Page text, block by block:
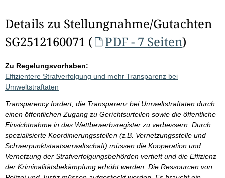
Details zu Stellungnahme/Gutachten
SG2512160071 (
PDF - 7 Seiten)
Zu Regelungsvorhaben:
Effizientere Strafverfolgung und mehr Transparenz bei
Umweltstraftaten
Transparency fordert, die Transparenz bei Umweltstraftaten durch
einen öffentlichen Zugang zu Gerichtsurteilen sowie die öffentliche
Einsichtnahme in das Wettbewerbsregister zu verbessern. Durch
spezialisierte Koordinierungsstellen (z.B. Vernetzungsstelle und
Schwerpunktstaatsanwaltschaft) müssen die Kooperation und
Vernetzung der Strafverfolgungsbehörden vertieft und die Effizienz
der Kriminalitätsbekämpfung erhöht werden. Die Ressourcen von